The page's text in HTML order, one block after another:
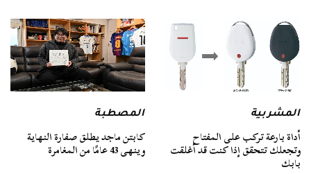
المشربية
أداة بارعة تركب على المفتاح
وتجعلك تتحقق إذا كنت قد أغلقت
بابك
المصطبة
كابتن ماجد يطلق صفارة النهاية
وينهى 43 عامًا من المغامرة